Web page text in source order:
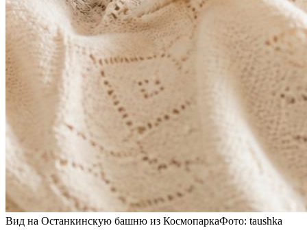
Вид на Останкинскую башню из КосмопаркаФото: taushka